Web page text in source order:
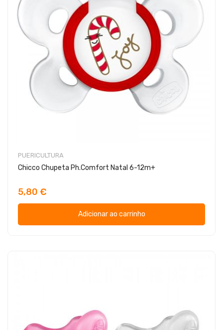
PUERICULTURA
Chicco Chupeta Ph.Comfort Natal 6-12m+
5,80 €
Adicionar ao carrinho